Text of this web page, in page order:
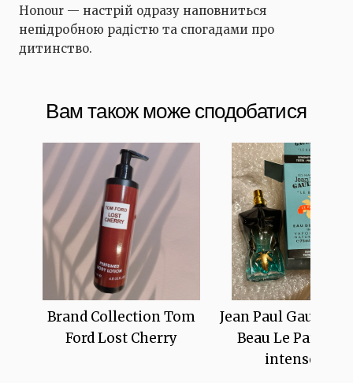
Honour — настрій одразу наповниться
непідробною радістю та спогадами про
дитинство.
Вам також може сподобатися
Brand Collection Tom
Ford Lost Cherry
Jean Paul Gaultier
Beau Le Parfum
intense